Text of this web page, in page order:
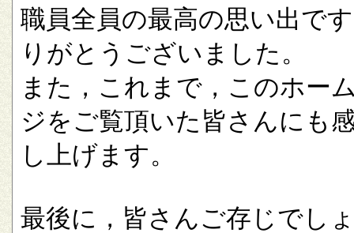
職員全員の最高の思い出で
りがとうございました。
また，これまで，このホー
ジをご覧頂いた皆さんにも
し上げます。
最後に，皆さんご存じでし